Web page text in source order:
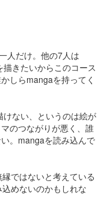
人だけ。他の7人は
きたいからこのコース
しらmangaを持ってく
ない、というのは絵が
のつながりが悪く、誰
。mangaを読み込んで
ではないと考えている
めないのかもしれな